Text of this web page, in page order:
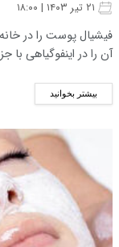
فیشیال پوست را در
آن را در اینفوگیاهی
بیشتر بخوانید